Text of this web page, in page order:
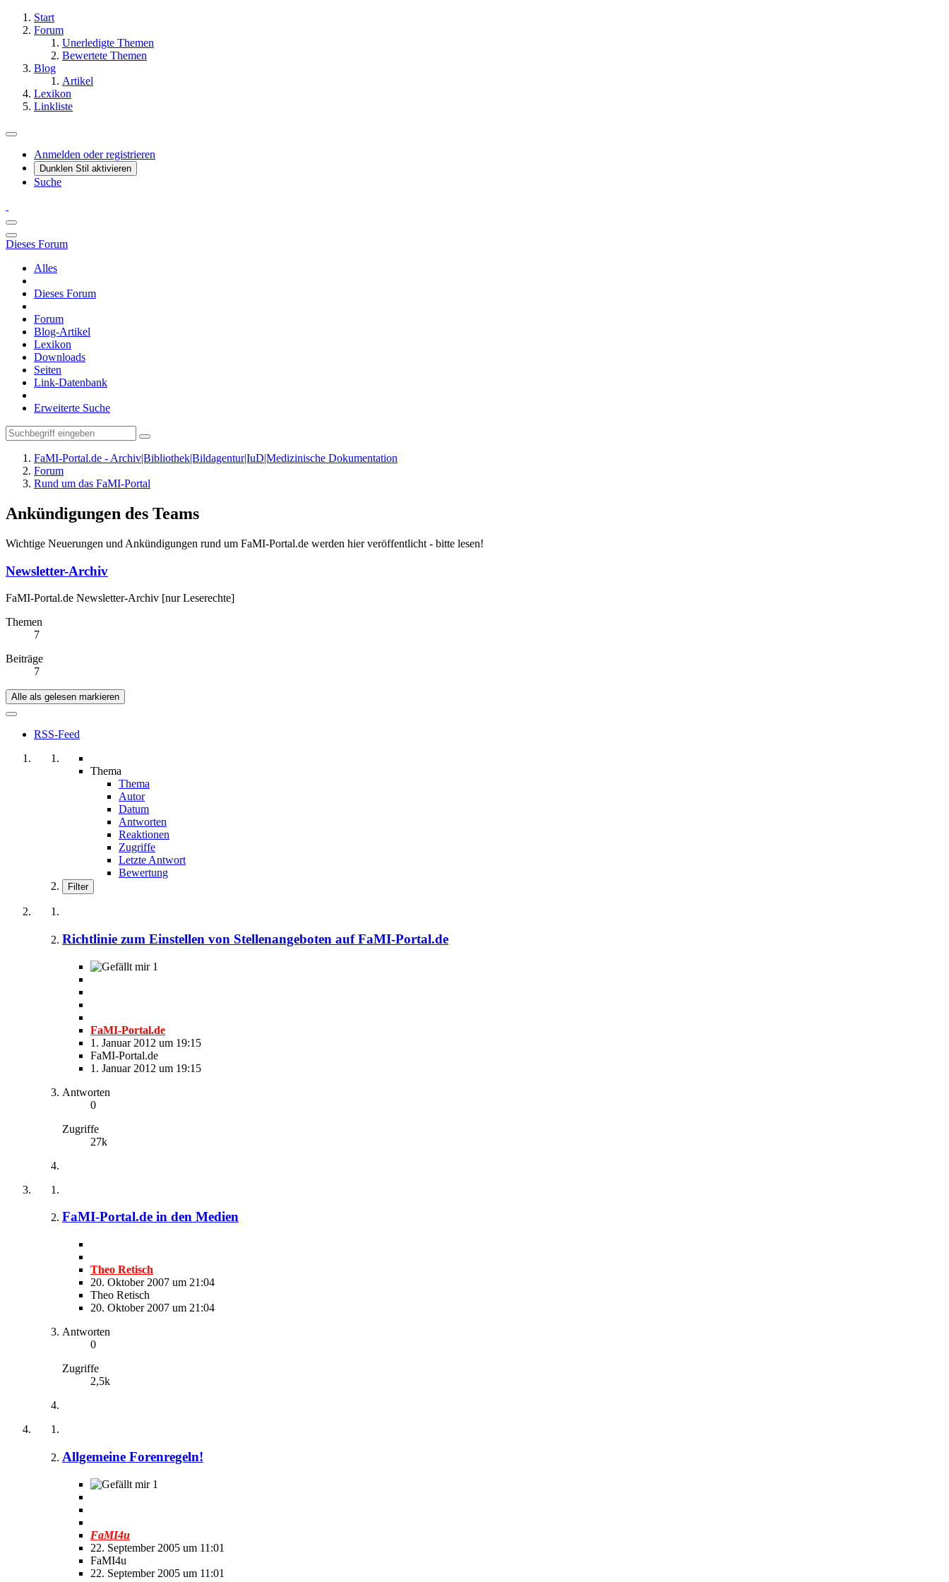
Start
Forum
Unerledigte Themen
Bewertete Themen
Blog
Artikel
Lexikon
Linkliste
Anmelden oder registrieren
Dunklen Stil aktivieren
Suche
Dieses Forum
Alles
Dieses Forum
Forum
Blog-Artikel
Lexikon
Downloads
Seiten
Link-Datenbank
Erweiterte Suche
FaMI-Portal.de - Archiv|Bibliothek|Bildagentur|IuD|Medizinische Dokumentation
Forum
Rund um das FaMI-Portal
Ankündigungen des Teams
Wichtige Neuerungen und Ankündigungen rund um FaMI-Portal.de werden hier veröffentlicht - bitte lesen!
Newsletter-Archiv
FaMI-Portal.de Newsletter-Archiv [nur Leserechte]
Themen
7
Beiträge
7
Alle als gelesen markieren
RSS-Feed
Thema
Thema
Autor
Datum
Antworten
Reaktionen
Zugriffe
Letzte Antwort
Bewertung
Filter
Richtlinie zum Einstellen von Stellenangeboten auf FaMI-Portal.de
1
FaMI-Portal.de
1. Januar 2012 um 19:15
FaMI-Portal.de
1. Januar 2012 um 19:15
Antworten
0
Zugriffe
27k
FaMI-Portal.de in den Medien
Theo Retisch
20. Oktober 2007 um 21:04
Theo Retisch
20. Oktober 2007 um 21:04
Antworten
0
Zugriffe
2,5k
Allgemeine Forenregeln!
1
FaMI4u
22. September 2005 um 11:01
FaMI4u
22. September 2005 um 11:01